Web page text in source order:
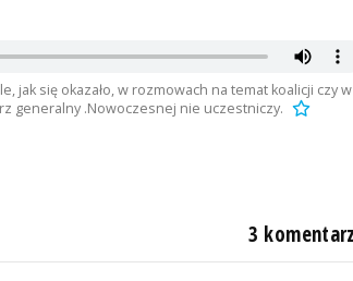
jak się okazało, w rozmowach na temat koalicji czy w
generalny .Nowoczesnej nie uczestniczy.
3